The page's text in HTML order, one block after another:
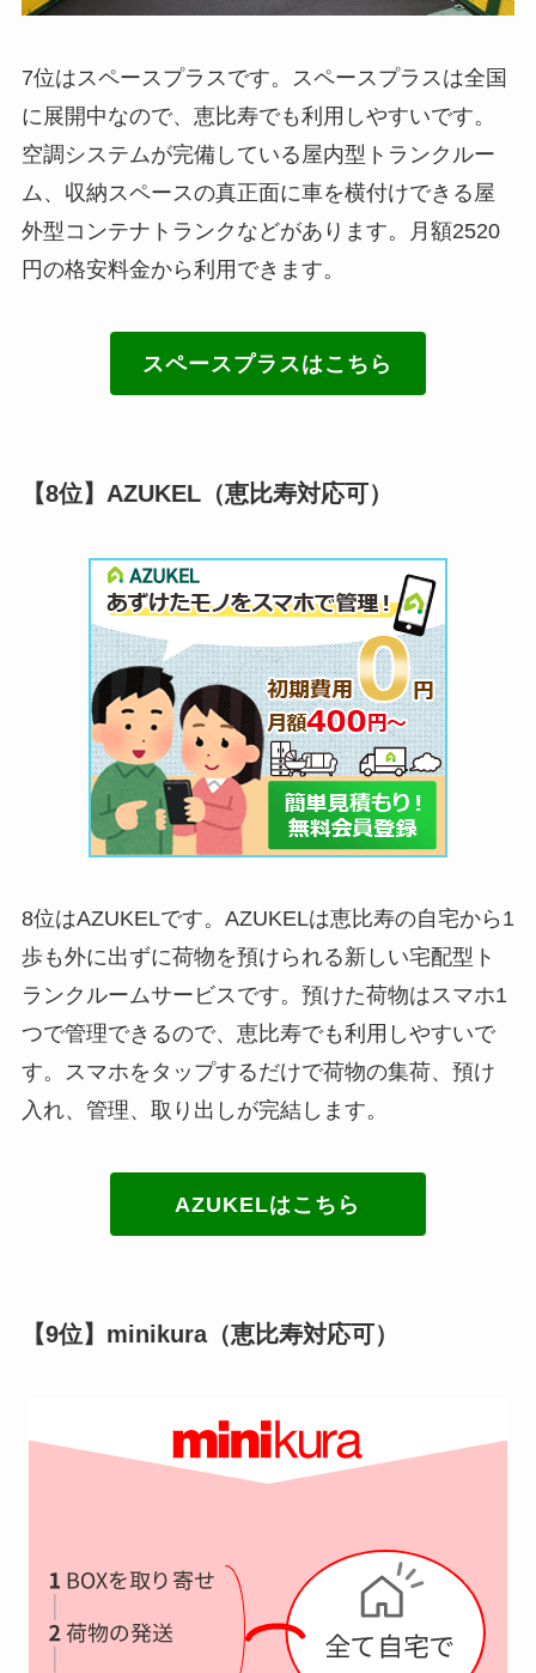
7位はスペースプラスです。スペースプラスは全国
に展開中なので、恵比寿でも利用しやすいです。
空調システムが完備している屋内型トランクルー
ム、収納スペースの真正面に車を横付けできる屋
外型コンテナトランクなどがあります。月額2520
円の格安料金から利用できます。
スペースプラスはこちら
【8位】AZUKEL（恵比寿対応可）
8位はAZUKELです。AZUKELは恵比寿の自宅から1
歩も外に出ずに荷物を預けられる新しい宅配型ト
ランクルームサービスです。預けた荷物はスマホ1
つで管理できるので、恵比寿でも利用しやすいで
す。スマホをタップするだけで荷物の集荷、預け
入れ、管理、取り出しが完結します。
AZUKELはこちら
【9位】minikura（恵比寿対応可）